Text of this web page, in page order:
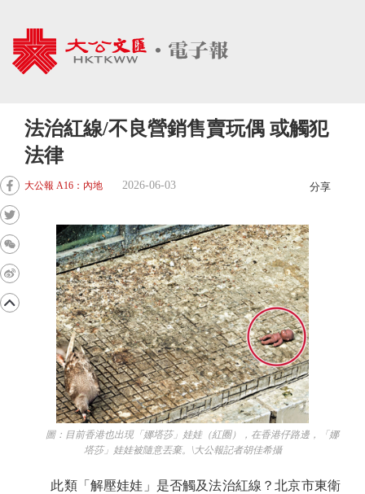
法治紅線/不良營銷售賣玩偶 或觸犯
法律
大公報 A16：內地 2026-06-03 分享
圖：目前香港也出現「娜塔莎」娃娃（紅圈），在香港仔路邊，「娜
塔莎」娃娃被隨意丟棄。\大公報記者胡佳希攝
此類「解壓娃娃」是否觸及法治紅線？北京市東衛